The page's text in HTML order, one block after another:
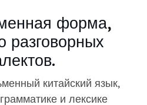
форма,
разговорных
китайский язык,
и лексике